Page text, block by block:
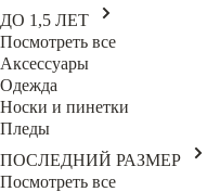
ДО 1,5 ЛЕТ
Посмотреть все
Аксессуары
Одежда
Носки и пинетки
Пледы
ПОСЛЕДНИЙ РАЗМЕР
Посмотреть все